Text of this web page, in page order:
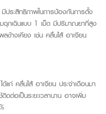
ประสิทธิภาพในการป้องกันการตั้ง
ฉุกเฉินแบบ 1 เม็ด มีปริมาณยาที่สูง
ข้างเคียง เช่น คลื่นไส้ อาเจียน
ด้แก่ คลื่นไส้ อาเจียน ประจำเดือนมา
ดต่อเป็นระยะเวลานาน อาจเพิ่ม